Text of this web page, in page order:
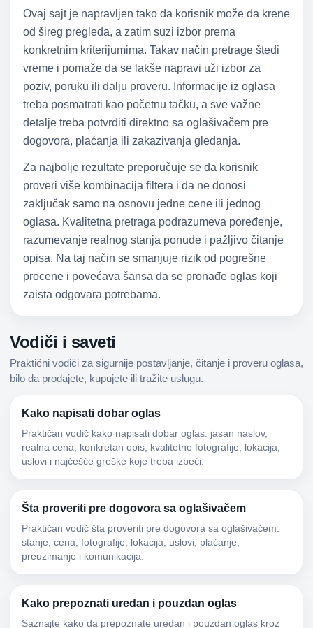
Ovaj sajt je napravljen tako da korisnik može da krene
od šireg pregleda, a zatim suzi izbor prema
konkretnim kriterijumima. Takav način pretrage štedi
vreme i pomaže da se lakše napravi uži izbor za
poziv, poruku ili dalju proveru. Informacije iz oglasa
treba posmatrati kao početnu tačku, a sve važne
detalje treba potvrditi direktno sa oglašivačem pre
dogovora, plaćanja ili zakazivanja gledanja.
Za najbolje rezultate preporučuje se da korisnik
proveri više kombinacija filtera i da ne donosi
zaključak samo na osnovu jedne cene ili jednog
oglasa. Kvalitetna pretraga podrazumeva poređenje,
razumevanje realnog stanja ponude i pažljivo čitanje
opisa. Na taj način se smanjuje rizik od pogrešne
procene i povećava šansa da se pronađe oglas koji
zaista odgovara potrebama.
Vodiči i saveti
Praktični vodiči za sigurnije postavljanje, čitanje i proveru oglasa,
bilo da prodajete, kupujete ili tražite uslugu.
Kako napisati dobar oglas
Praktičan vodič kako napisati dobar oglas: jasan naslov,
realna cena, konkretan opis, kvalitetne fotografije, lokacija,
uslovi i najčešće greške koje treba izbeći.
Šta proveriti pre dogovora sa oglašivačem
Praktičan vodič šta proveriti pre dogovora sa oglašivačem:
stanje, cena, fotografije, lokacija, uslovi, plaćanje,
preuzimanje i komunikacija.
Kako prepoznati uredan i pouzdan oglas
Saznajte kako da prepoznate uredan i pouzdan oglas kroz